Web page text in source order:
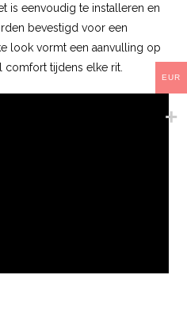
is eenvoudig te installeren en
bevestigd voor een
look vormt een aanvulling op
comfort tijdens elke rit.
EUR